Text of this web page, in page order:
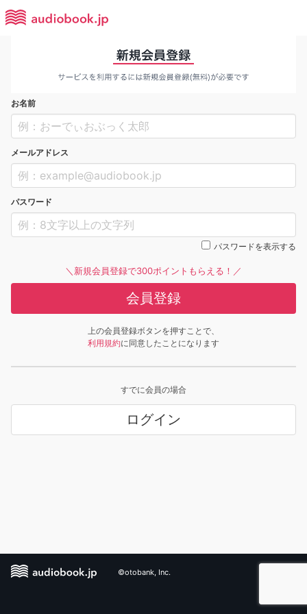
お名前
メールアドレス
パスワード
パスワードを表示する
＼新規会員登録で300ポイントもらえる！／
会員登録
上の会員登録ボタンを押すことで、
利用規約に同意したことになります
すでに会員の場合
ログイン
©otobank, Inc.